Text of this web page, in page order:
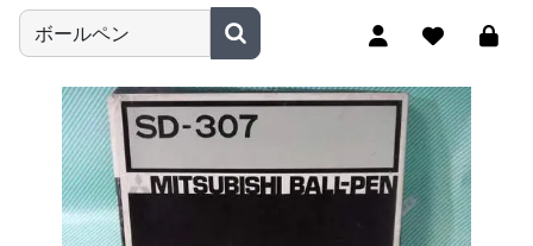
商品名やキーワードを入力